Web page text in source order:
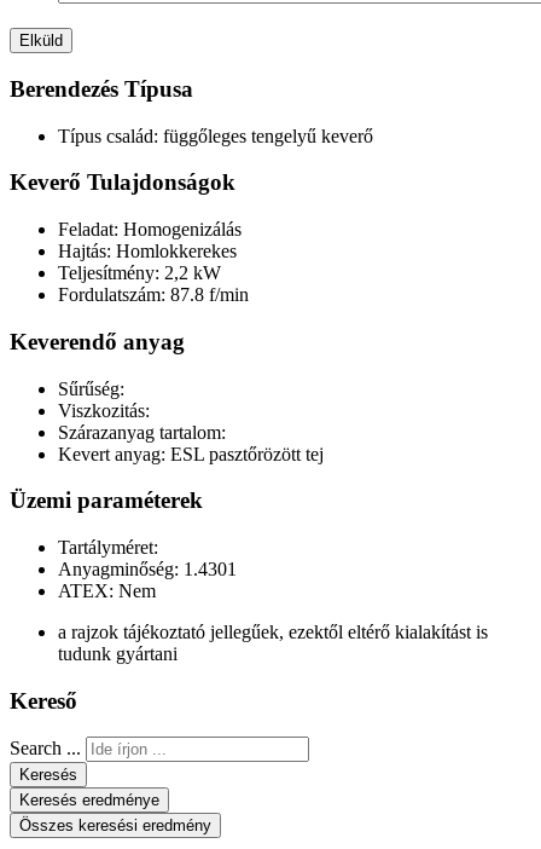
Berendezés Típusa
Típus család: függőleges tengelyű keverő
Keverő Tulajdonságok
Feladat: Homogenizálás
Hajtás: Homlokkerekes
Teljesítmény: 2,2 kW
Fordulatszám: 87.8 f/min
Keverendő anyag
Sűrűség:
Viszkozitás:
Szárazanyag tartalom:
Kevert anyag: ESL pasztőrözött tej
Üzemi paraméterek
Tartályméret:
Anyagminőség: 1.4301
ATEX: Nem
a rajzok tájékoztató jellegűek, ezektől eltérő kialakítást is
tudunk gyártani
Kereső
Search ...
Keresés
Keresés eredménye
Összes keresési eredmény